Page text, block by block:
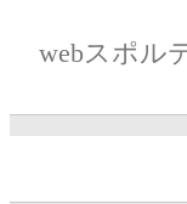
webスポル